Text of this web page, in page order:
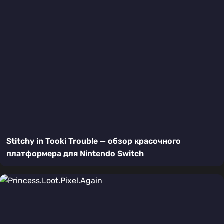
Stitchy in Tooki Trouble — обзор красочного
платформера для Nintendo Switch